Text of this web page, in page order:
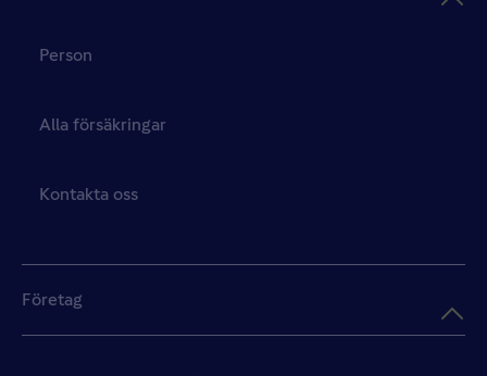
Person
Alla försäkringar
Kontakta oss
Företag